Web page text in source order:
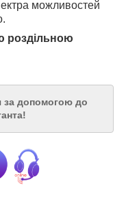
можливостей
роздільною
за допомогою до